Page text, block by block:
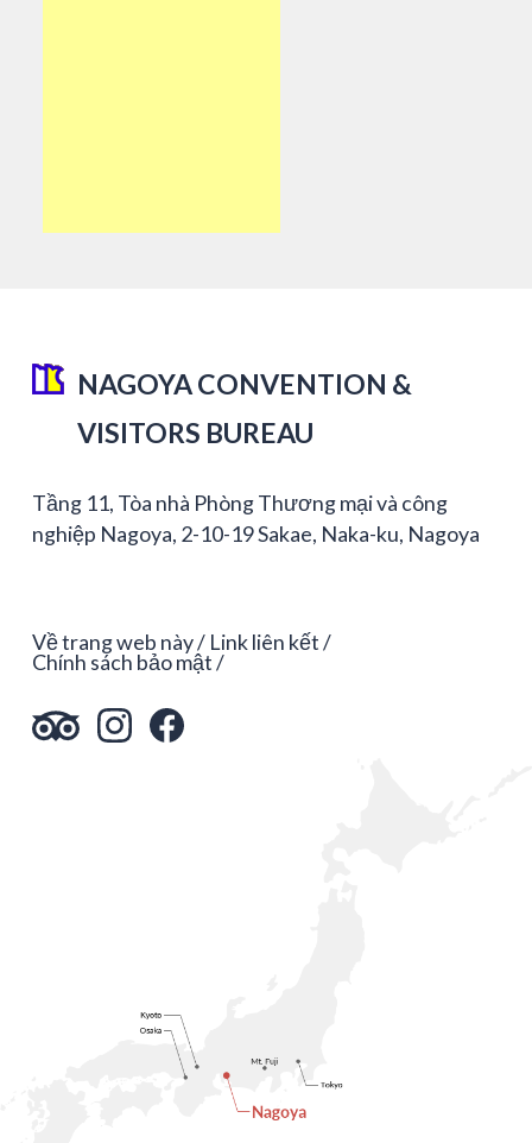
NAGOYA CONVENTION &
VISITORS BUREAU
Tầng 11, Tòa nhà Phòng Thương mại và công
nghiệp Nagoya, 2-10-19 Sakae, Naka-ku, Nagoya
Về trang web này Link liên kết
Chính sách bảo mật